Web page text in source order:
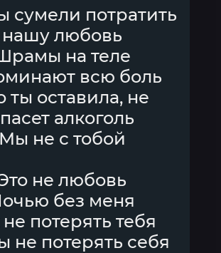
сумели потратить
нашу любовь
на теле
всю боль
ты оставила, не
алкоголь
Мы не с тобой
не любовь
без меня
потерять тебя
не потерять себя